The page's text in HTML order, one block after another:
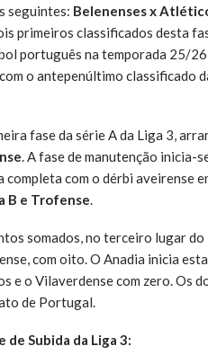
seguintes: Belenenses x
primeiros classificados desta
português na temporada 25/
o antepenúltimo classificado
fase da série A da Liga 3,
. A fase de manutenção inicia-
com o dérbi aveirense
B e Trofense.
somados, no terceiro lugar do
com oito. O Anadia inicia
e o Vilaverdense com zero. Os
de Portugal.
de Subida da Liga 3: